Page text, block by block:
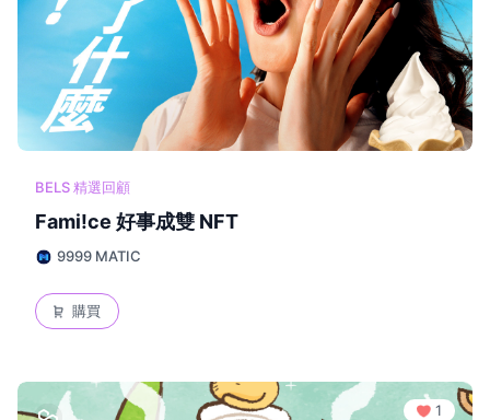
BELS 精選回顧
Fami!ce 好事成雙 NFT
9999 MATIC
購買
1